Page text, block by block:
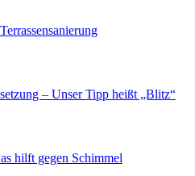
– Unser Tipp heißt „Blitz“
hilft gegen Schimmel